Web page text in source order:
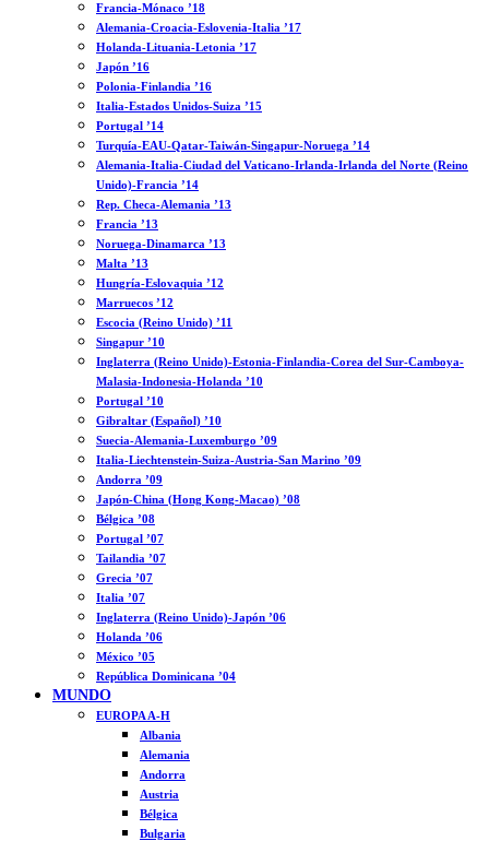
Francia-Mónaco ’18
Alemania-Croacia-Eslovenia-Italia ’17
Holanda-Lituania-Letonia ’17
Japón ’16
Polonia-Finlandia ’16
Italia-Estados Unidos-Suiza ’15
Portugal ’14
Turquía-EAU-Qatar-Taiwán-Singapur-Noruega ’14
Alemania-Italia-Ciudad del Vaticano-Irlanda-Irlanda del Norte (Reino
Unido)-Francia ’14
Rep. Checa-Alemania ’13
Francia ’13
Noruega-Dinamarca ’13
Malta ’13
Hungría-Eslovaquia ’12
Marruecos ’12
Escocia (Reino Unido) ’11
Singapur ’10
Inglaterra (Reino Unido)-Estonia-Finlandia-Corea del Sur-Camboya-
Malasia-Indonesia-Holanda ’10
Portugal ’10
Gibraltar (Español) ’10
Suecia-Alemania-Luxemburgo ’09
Italia-Liechtenstein-Suiza-Austria-San Marino ’09
Andorra ’09
Japón-China (Hong Kong-Macao) ’08
Bélgica ’08
Portugal ’07
Tailandia ’07
Grecia ’07
Italia ’07
Inglaterra (Reino Unido)-Japón ’06
Holanda ’06
México ’05
República Dominicana ’04
MUNDO
EUROPA A-H
Albania
Alemania
Andorra
Austria
Bélgica
Bulgaria